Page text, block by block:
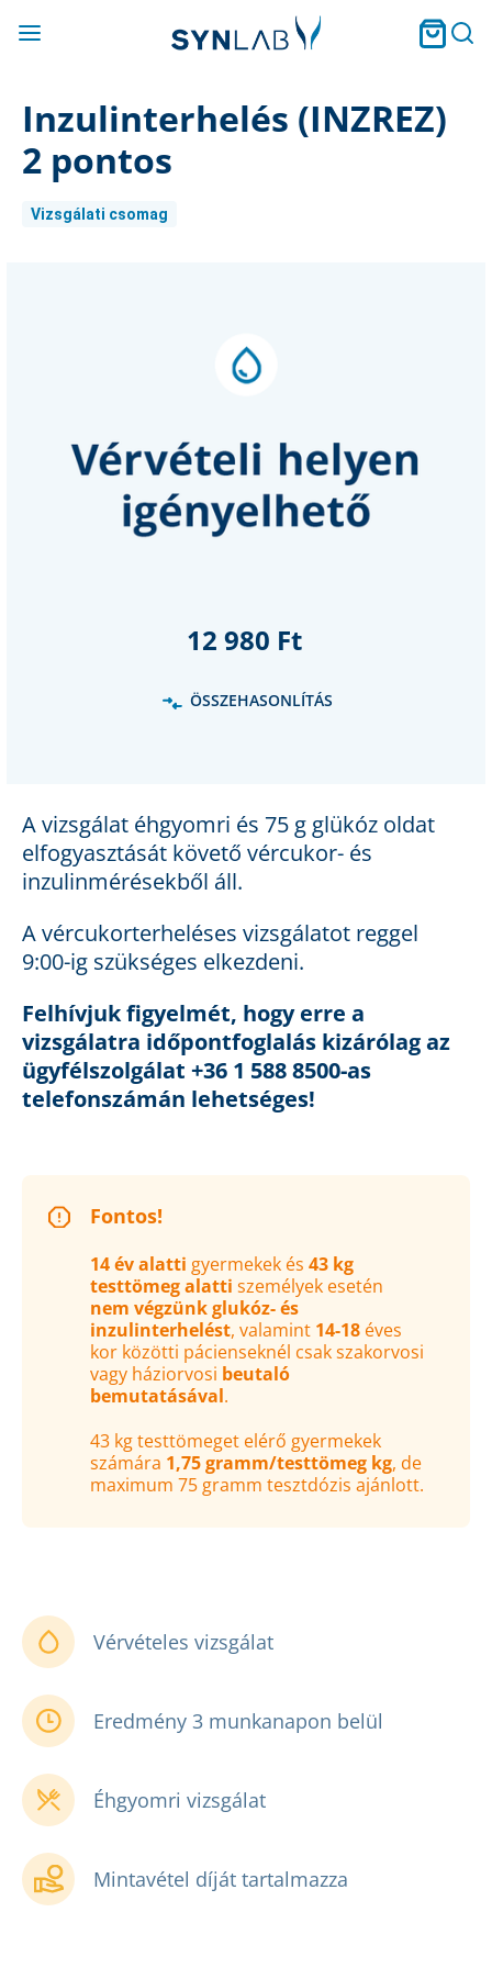
Inzulinterhelés (INZREZ)
2 pontos
Vizsgálati csomag
A vizsgálat éhgyomri és 75 g glükóz oldat
elfogyasztását követő vércukor- és
inzulinmérésekből áll.
A vércukorterheléses vizsgálatot reggel
9:00-ig szükséges elkezdeni.
Felhívjuk figyelmét, hogy erre a
vizsgálatra időpontfoglalás kizárólag az
ügyfélszolgálat +36 1 588 8500-as
telefonszámán lehetséges!
Fontos!
14 év alatti gyermekek és 43 kg
testtömeg alatti személyek esetén
nem végzünk glukóz- és
inzulinterhelést, valamint 14-18 éves
kor közötti pácienseknél csak szakorvosi
vagy háziorvosi beutaló
bemutatásával.
43 kg testtömeget elérő gyermekek
számára 1,75 gramm/testtömeg kg, de
maximum 75 gramm tesztdózis ajánlott.
Vérvételes vizsgálat
Eredmény 3 munkanapon belül
Éhgyomri vizsgálat
Mintavétel díját tartalmazza
12 980 Ft
ÖSSZEHASONLÍTÁS